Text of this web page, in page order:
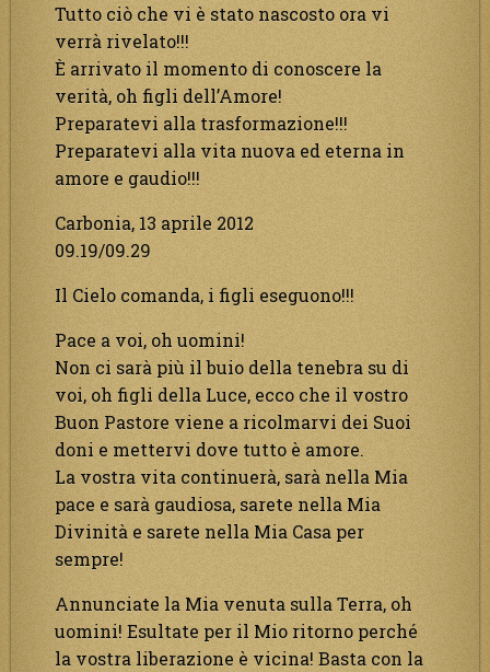
Tutto ciò che vi è stato nascosto ora vi
verrà rivelato!!!
È arrivato il momento di conoscere la
verità, oh figli dell’Amore!
Preparatevi alla trasformazione!!!
Preparatevi alla vita nuova ed eterna in
amore e gaudio!!!
Carbonia, 13 aprile 2012
09.19/09.29
Il Cielo comanda, i figli eseguono!!!
Pace a voi, oh uomini!
Non ci sarà più il buio della tenebra su di
voi, oh figli della Luce, ecco che il vostro
Buon Pastore viene a ricolmarvi dei Suoi
doni e mettervi dove tutto è amore.
La vostra vita continuerà, sarà nella Mia
pace e sarà gaudiosa, sarete nella Mia
Divinità e sarete nella Mia Casa per
sempre!
Annunciate la Mia venuta sulla Terra, oh
uomini! Esultate per il Mio ritorno perché
la vostra liberazione è vicina! Basta con la